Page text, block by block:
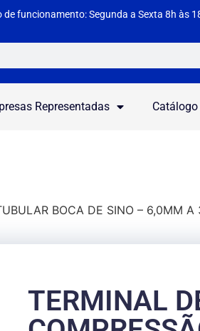
de funcionamento: Segunda a Sexta 8h às
Representadas
BOCA DE SINO – 6,0MM
TERMINAL